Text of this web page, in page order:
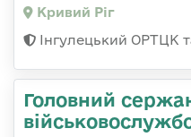
Кривий Ріг
Інгулецький ОРТЦК
Головний